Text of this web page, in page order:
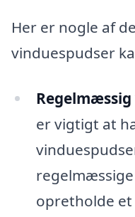
Her er nogle af
vinduespudser
er vigtigt at
opretholde